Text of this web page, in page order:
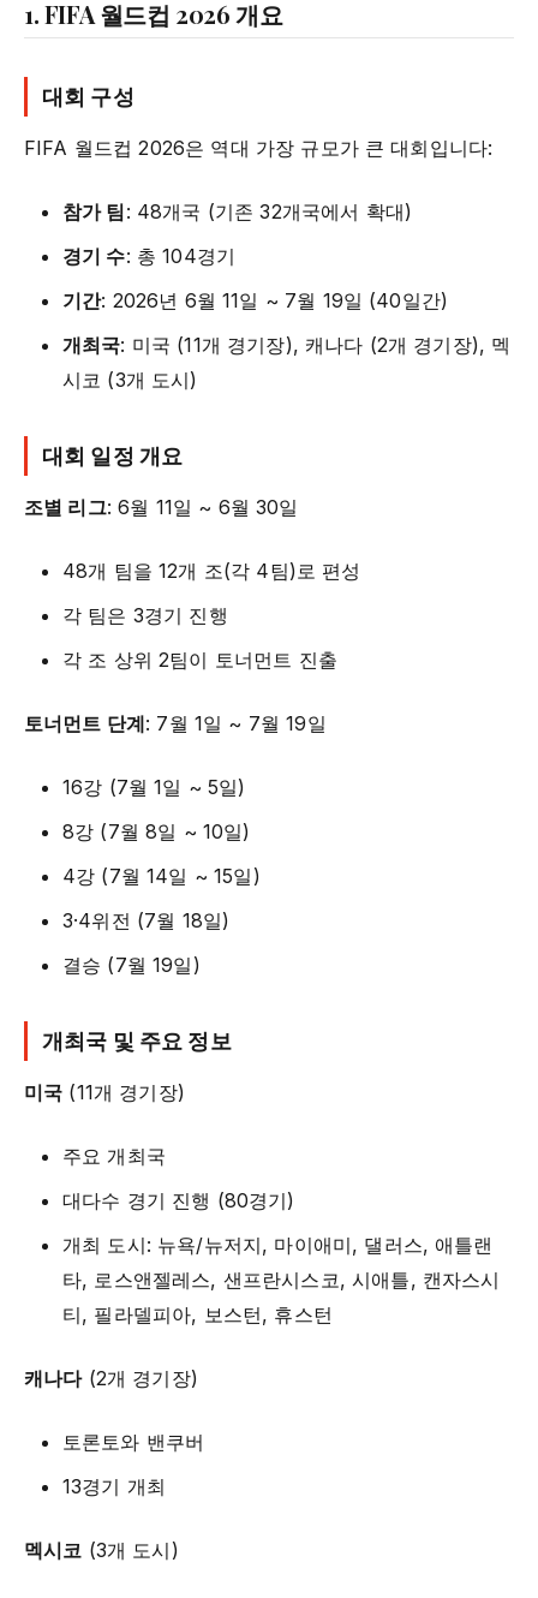
1. FIFA 월드컵 2026 개요
대회 구성
FIFA 월드컵 2026은 역대 가장 규모가 큰 대회입니다:
참가 팀 : 48개국 (기존 32개국에서 확대)
경기 수: 총 104경기
기간: 2026년 6월 11일 ~ 7월 19일 (40일간)
개최국: 미국 (11개 경기장), 캐나다 (2개 경기장), 멕
시코 (3개 도시)
대회 일정 개요
조별 리그: 6월 11일 ~ 6월 30일
48개 팀을 12개 조(각 4팀)로 편성
각 팀은 3경기 진행
각 조 상위 2팀이 토너먼트 진출
토너먼트 단계: 7월 1일 ~ 7월 19일
16강 (7월 1일 ~ 5일)
8강 (7월 8일 ~ 10일)
4강 (7월 14일 ~ 15일)
3·4위전 (7월 18일)
결승 (7월 19일)
개최국 및 주요 정보
미국 (11개 경기장)
주요 개최국
대다수 경기 진행 (80경기)
개최 도시: 뉴욕/뉴저지, 마이애미, 댈러스, 애틀랜
타, 로스앤젤레스, 샌프란시스코, 시애틀, 캔자스시
티, 필라델피아, 보스턴, 휴스턴
캐나다(2개 경기장)
토론토와 밴쿠버
13경기 개최
멕시코 (3개 도시)